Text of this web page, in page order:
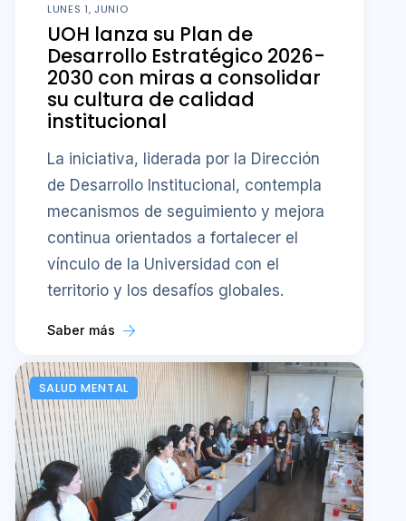
LUNES 1, JUNIO
UOH lanza su Plan de
Desarrollo Estratégico 2026-
2030 con miras a consolidar
su cultura de calidad
institucional
La iniciativa, liderada por la Dirección
de Desarrollo Institucional, contempla
mecanismos de seguimiento y mejora
continua orientados a fortalecer el
vínculo de la Universidad con el
territorio y los desafíos globales.
Saber más
SALUD MENTAL